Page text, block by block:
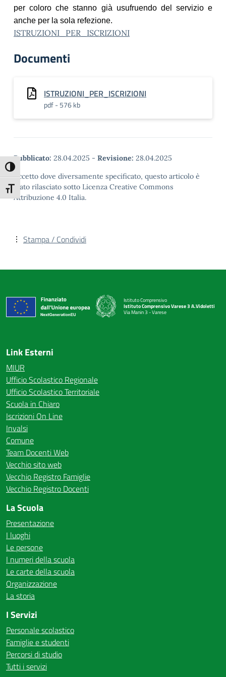
Attiva/disattiva alto contrasto
Attiva/disattiva dimensione testo
per coloro che stanno già usufruendo del servizio e
anche per la sola refezione.
ISTRUZIONI_PER_ISCRIZIONI
Documenti
ISTRUZIONI_PER_ISCRIZIONI
pdf - 576 kb
Pubblicato: 28.04.2025 - Revisione: 28.04.2025
Eccetto dove diversamente specificato, questo articolo è
stato rilasciato sotto Licenza Creative Commons
Attribuzione 4.0 Italia.
Stampa / Condividi
Istituto Comprensivo
Istituto Comprensivo Varese 3 A.Vidoletti
Via Manin 3 - Varese
Link Esterni
MIUR
Ufficio Scolastico Regionale
Ufficio Scolastico Territoriale
Scuola in Chiaro
Iscrizioni On Line
Invalsi
Comune
Team Docenti Web
Vecchio sito web
Vecchio Registro Famiglie
Vecchio Registro Docenti
La Scuola
Presentazione
I luoghi
Le persone
I numeri della scuola
Le carte della scuola
Organizzazione
La storia
I Servizi
Personale scolastico
Famiglie e studenti
Percorsi di studio
Tutti i servizi